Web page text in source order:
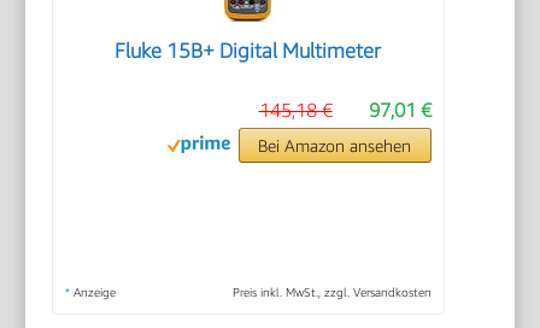
Fluke 15B+ Digital Multimeter
97,01 €
145,18 €
Bei Amazon ansehen
* Anzeige Preis inkl. MwSt., zzgl. Versandkosten